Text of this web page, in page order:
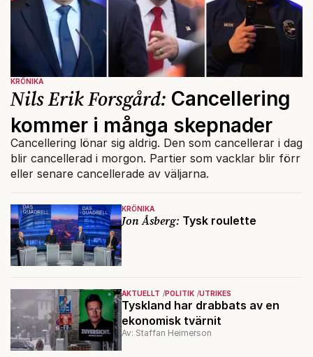
KRÖNIKA
Jon Åsberg: Tysk roulette
AKTUELLT POLITIK UTRIKES
Tyskland har drabbats av en
ekonomisk tvärnit
Av: Staffan Heimerson
KRÖNIKA
Nils Erik Forsgård: Cancellering
kommer i många skepnader
Cancellering lönar sig aldrig. Den som cancellerar i dag
blir cancellerad i morgon. Partier som vacklar blir förr
eller senare cancellerade av väljarna.